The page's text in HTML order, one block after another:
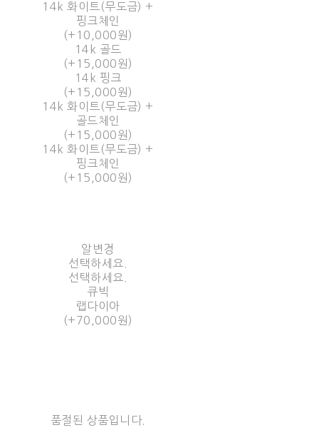
14k 화이트(무도금) +
핑크체인
(+10,000원)
14k 골드
(+15,000원)
14k 핑크
(+15,000원)
14k 화이트(무도금) +
골드체인
(+15,000원)
14k 화이트(무도금) +
핑크체인
(+15,000원)
알변경
선택하세요.
선택하세요.
큐빅
랩다이아
(+70,000원)
품절된 상품입니다.